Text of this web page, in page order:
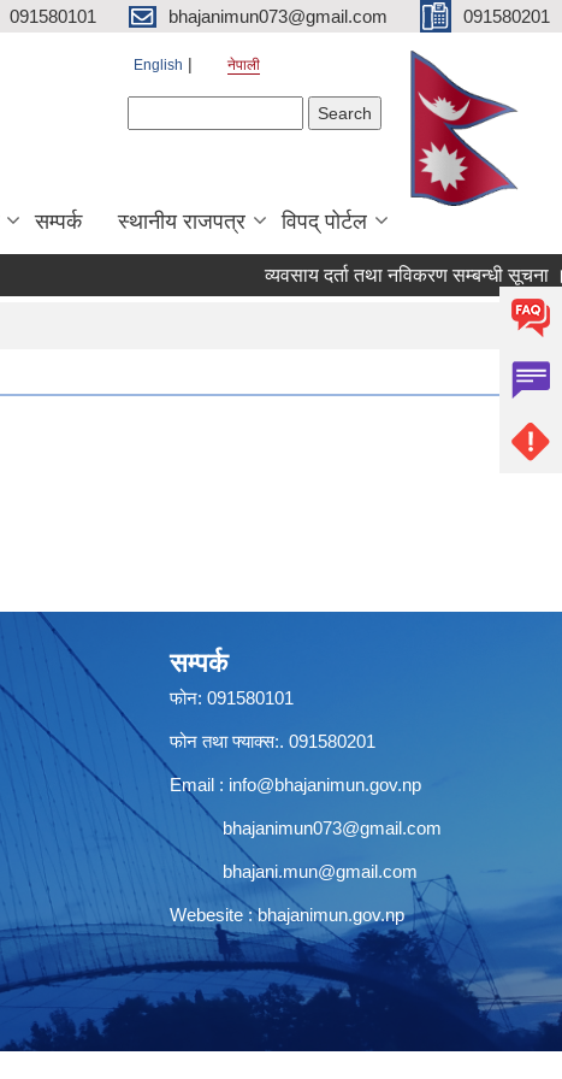
091580101 bhajanimun073@gmail.com 091580201
English नेपाली
सम्पर्क स्थानीय राजपत्र विपद् पोर्टल
व्यवसाय दर्ता तथा नविकरण सम्बन्धी सूचना ।
सम्पर्क
फोन: 091580101
फोन तथा फ्याक्स:. 091580201
Email : info@bhajanimun.gov.np
bhajanimun073@gmail.com
bhajani.mun@gmail.com
Webesite : bhajanimun.gov.np